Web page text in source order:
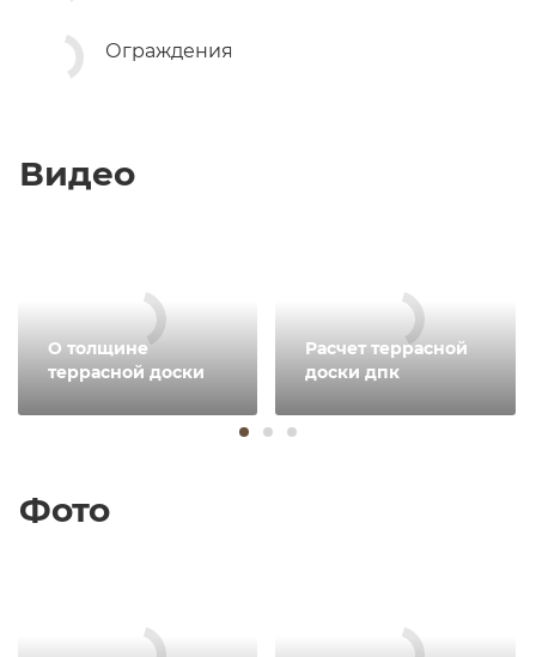
Ограждения
Видео
О толщине
террасной доски
Расчет террасной
доски дпк
Фото